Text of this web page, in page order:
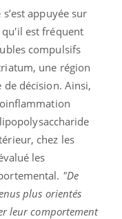
appuyée sur
est fréquent
compulsifs
une région
décision. Ainsi,
chez les
les
"De
plus orientés
leur comportement